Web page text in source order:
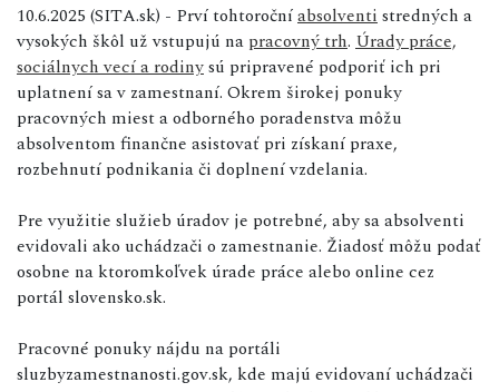
10.6.2025 (SITA.sk) - Prví tohtoročníabsolventi stredných a
vysokých škôl už vstupujú na pracovný trh. Úrady práce,
sociálnych vecí a rodinysú pripravené podporiť ich pri
uplatnení sa v zamestnaní. Okrem širokej ponuky
pracovných miest a odborného poradenstva môžu
absolventom finančne asistovať pri získaní praxe,
rozbehnutí podnikania či doplnení vzdelania.
Pre využitie služieb úradov je potrebné, aby sa absolventi
evidovali ako uchádzači o zamestnanie. Žiadosť môžu podať
osobne na ktoromkoľvek úrade práce alebo online cez
portál slovensko.sk.
Pracovné ponuky nájdu na portáli
sluzbyzamestnanosti.gov.sk, kde majú evidovaní uchádzači